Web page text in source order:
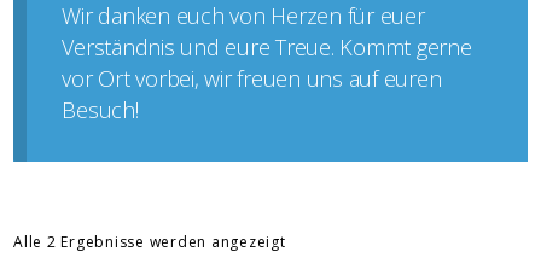
Wir danken euch von Herzen für euer
Verständnis und eure Treue. Kommt gerne
vor Ort vorbei, wir freuen uns auf euren
Besuch!
Alle 2 Ergebnisse werden angezeigt